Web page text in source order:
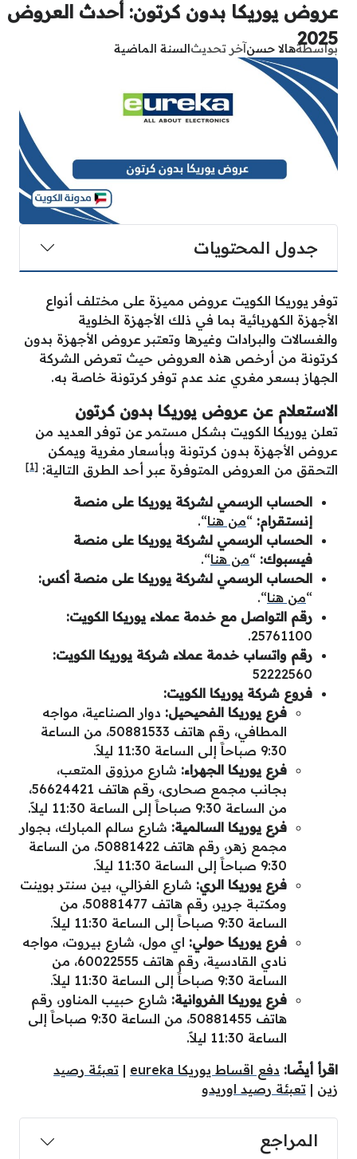
عروض يوريكا بدون كرتون: أحدث العروض
2025
بواسطةهالا حسنآخر تحديثالسنة الماضية
جدول المحتويات
توفر يوريكا الكويت عروض مميزة على مختلف أنواع
الأجهزة الكهربائية بما في ذلك الأجهزة الخلوية
والغسالات والبرادات وغيرها وتعتبر عروض الأجهزة بدون
كرتونة من أرخص هذه العروض حيث تعرض الشركة
الجهاز بسعر مغري عند عدم توفر كرتونة خاصة به.
الاستعلام عن عروض يوريكا بدون كرتون
تعلن يوريكا الكويت بشكل مستمر عن توفر العديد من
عروض الأجهزة بدون كرتونة وبأسعار مغرية ويمكن
التحقق من العروض المتوفرة عبر أحد الطرق التالية: [1]
الحساب الرسمي لشركة يوريكا على منصة
إنستقرام: “من هنا“.
الحساب الرسمي لشركة يوريكا على منصة
فيسبوك: “من هنا“.
الحساب الرسمي لشركة يوريكا على منصة أكس:
“من هنا“.
رقم التواصل مع خدمة عملاء يوريكا الكويت:
25761100.
رقم واتساب خدمة عملاء شركة يوريكا الكويت:
52222560
فروع شركة يوريكا الكويت:
فرع يوريكا الفحيحيل: دوار الصناعية، مواجه
المطافي، رقم هاتف 50881533، من الساعة
9:30 صباحاََ إلى الساعة 11:30 ليلاََ.
فرع يوريكا الجهراء: شارع مرزوق المتعب،
بجانب مجمع صحارى، رقم هاتف 56624421،
من الساعة 9:30 صباحاََ إلى الساعة 11:30 ليلاََ.
فرع يوريكا السالمية: شارع سالم المبارك، بجوار
مجمع زهر، رقم هاتف 50881422، من الساعة
9:30 صباحاََ إلى الساعة 11:30 ليلاََ.
فرع يوريكا الري: شارع الغزالي، بين سنتر بوينت
ومكتبة جرير، رقم هاتف 50881477، من
الساعة 9:30 صباحاََ إلى الساعة 11:30 ليلاََ.
فرع يوريكا حولي: اي مول، شارع بيروت، مواجه
نادي القادسية، رقم هاتف 60022555، من
الساعة 9:30 صباحاََ إلى الساعة 11:30 ليلاََ.
فرع يوريكا الفروانية: شارع حبيب المناور، رقم
هاتف 50881455، من الساعة 9:30 صباحاََ إلى
الساعة 11:30 ليلاََ.
اقرأ أيضًا: دفع اقساط يوريكا eureka | تعبئة رصيد
زين | تعبئة رصيد اوريدو
المراجع